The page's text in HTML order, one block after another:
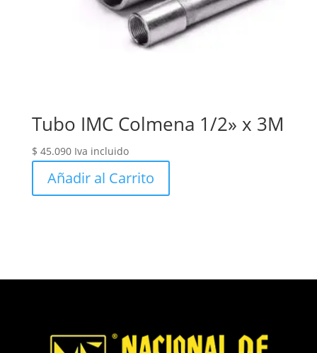
Tubo IMC Colmena 1/2» x 3M
$ 45.090 Iva incluido
Añadir al Carrito